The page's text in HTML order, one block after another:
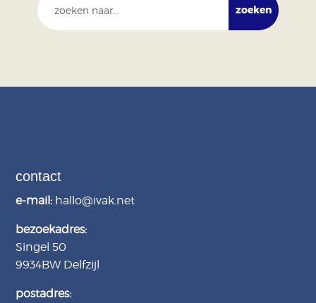
contact
e-mail: hallo@ivak.net
bezoekadres:
Singel 50
9934BW Delfzijl
postadres: